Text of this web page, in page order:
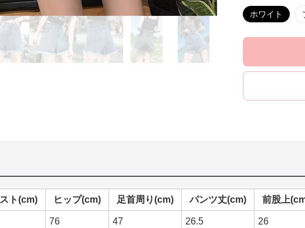
ホワイト
ト(cm) ヒップ(cm) 足首周り(cm) パンツ丈(cm) 前股上
76 47 26.5 26